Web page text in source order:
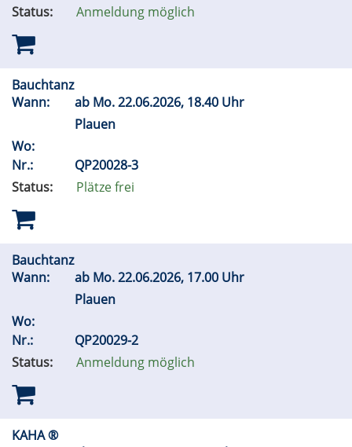
Status:
Anmeldung möglich
Bauchtanz
Wann:
ab Mo.22.06.2026, 18.40 Uhr
Plauen
Wo:
Nr.:
QP20028-3
Status:
Plätze frei
Bauchtanz
Wann:
ab Mo.22.06.2026, 17.00 Uhr
Plauen
Wo:
Nr.:
QP20029-2
Status:
Anmeldung möglich
KAHA ®